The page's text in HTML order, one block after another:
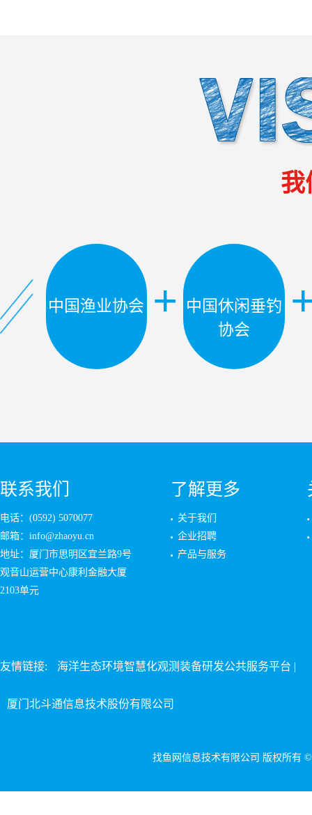
我
中国渔业协会 +
中国休闲垂钓
协会
联系我们
电话：(0592) 5070077
邮箱：info@zhaoyu.cn
地址：厦门市思明区宜兰路9号
观音山运营中心康利金融大厦
2103单元
了解更多
关于我们
企业招聘
产品与服务
友情链接: 海洋生态环境智慧化观测装备研发公共服务平台 |
厦门北斗通信息技术股份有限公司
找鱼网信息技术有限公司 版权所有